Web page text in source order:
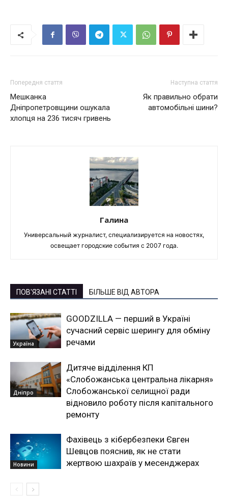
Попередня стаття
Мешканка
Дніпропетровщини ошукала
хлопця на 236 тисяч гривень
Наступна стаття
Як правильно обрати
автомобільні шини?
Галина
Универсальный журналист, специализируется на новостях,
освещает городские события с 2007 года.
ПОВ'ЯЗАНІ СТАТТІ БІЛЬШЕ ВІД АВТОРА
Україна
GOODZILLA — перший в Україні
сучасний сервіс шерингу для обміну
речами
Дніпро
Дитяче відділення КП
«Слобожанська центральна лікарня»
Слобожанської селищної ради
відновило роботу після капітального
ремонту
Новини
Фахівець з кібербезпеки Євген
Шевцов пояснив, як не стати
жертвою шахраїв у месенджерах